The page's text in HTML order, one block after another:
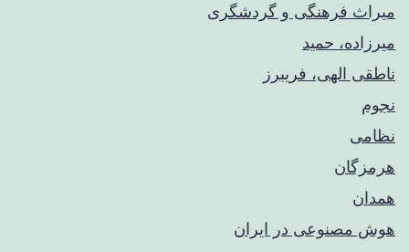
میراث فرهنگی و گردشگری
میرزاده، حمید
ناطقی الهی، فریبرز
نجوم
نظامی
هرمزگان
همدان
هوش مصنوعی در ایران